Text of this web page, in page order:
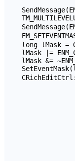
long lMask =
lMask |=
lMask &=